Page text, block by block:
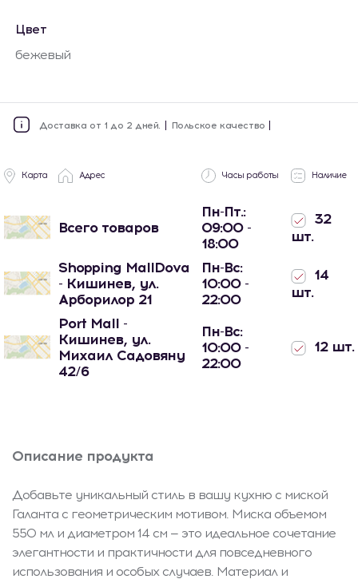
Цвет
бежевый
Доставка от 1 до 2 дней. Польское качество
Карта Адрес Часы работы Наличие
Всего товаров
Пн-Пт.:
09:00 -
18:00
32
шт.
Shopping MallDova
- Кишинев, ул.
Арборилор 21
Пн-Вс:
10:00 -
22:00
14
шт.
Port Mall -
Кишинев, ул.
Михаил Садовяну
42/6
Пн-Вс:
10:00 -
22:00
12 шт.
Описание продукта
Добавьте уникальный стиль в вашу кухню с миской
Галанта с геометрическим мотивом. Миска объемом
550 мл и диаметром 14 см — это идеальное сочетание
элегантности и практичности для повседневного
использования и особых случаев. Материал и